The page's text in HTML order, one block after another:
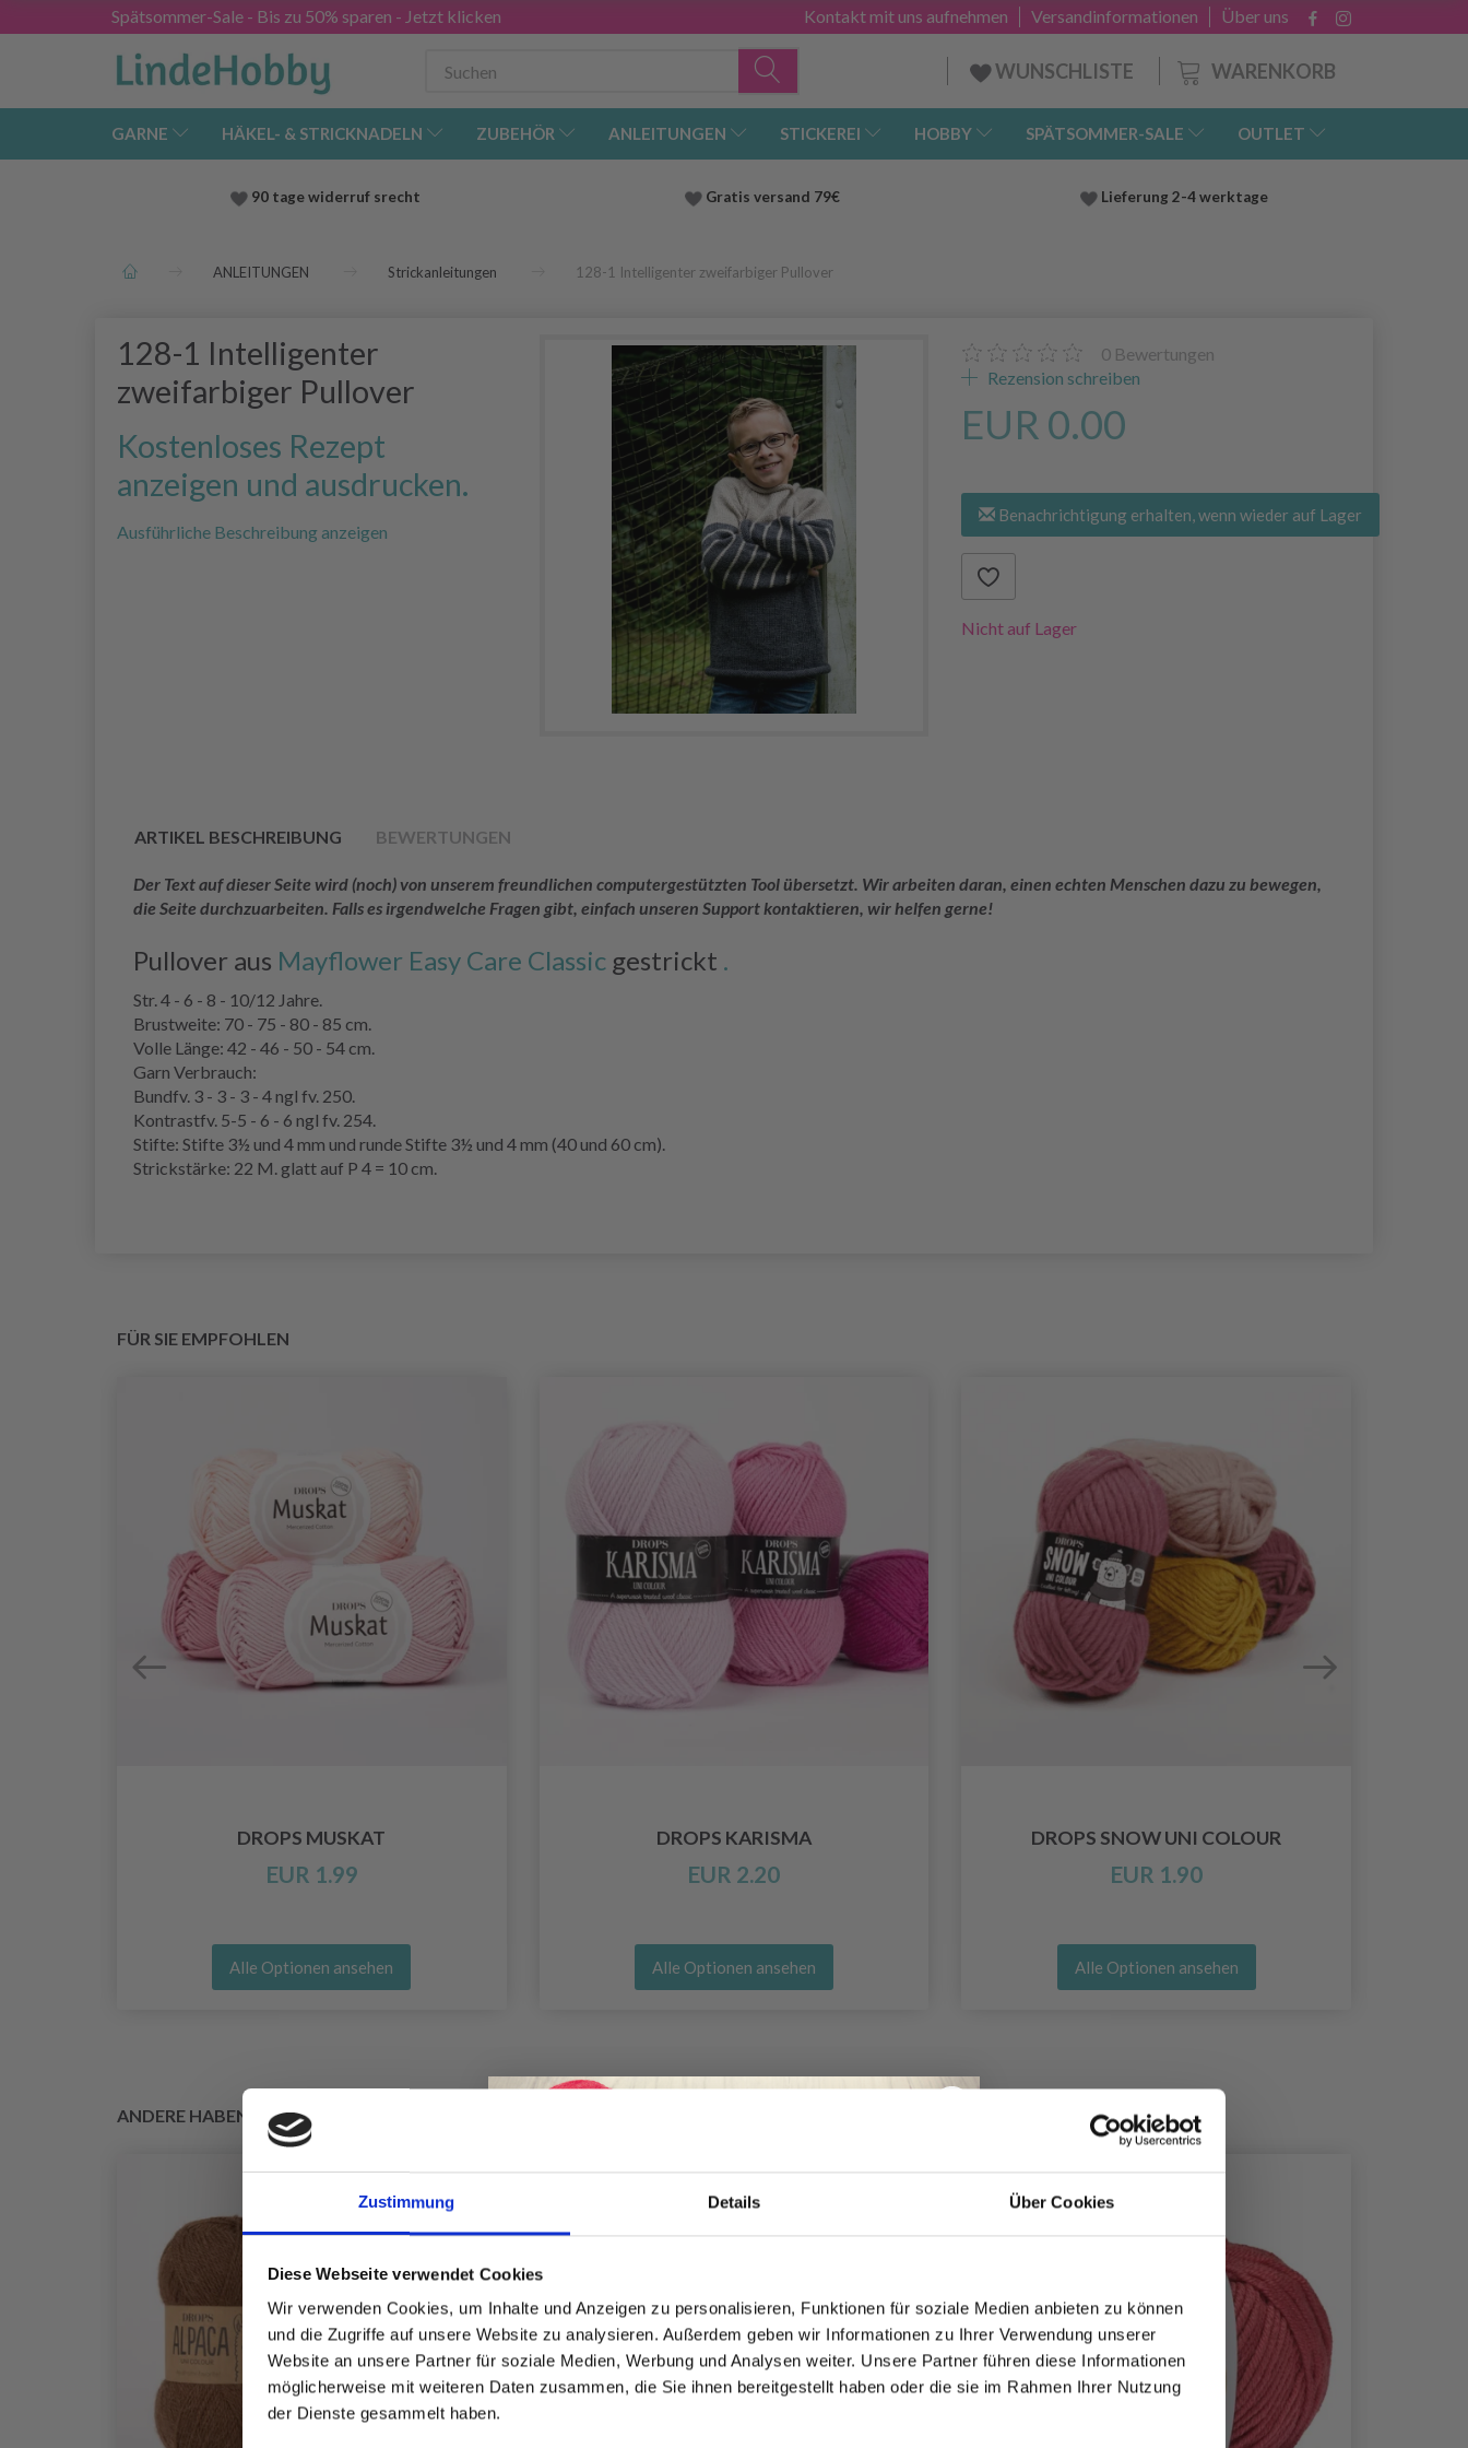
Zustimmung Details Über Cookies
Diese Webseite verwendet Cookies
Wir verwenden Cookies, um Inhalte und Anzeigen zu personalisieren, Funktionen für soziale Medien anbieten zu können
und die Zugriffe auf unsere Website zu analysieren. Außerdem geben wir Informationen zu Ihrer Verwendung unserer
Website an unsere Partner für soziale Medien, Werbung und Analysen weiter. Unsere Partner führen diese Informationen
möglicherweise mit weiteren Daten zusammen, die Sie ihnen bereitgestellt haben oder die sie im Rahmen Ihrer Nutzung
der Dienste gesammelt haben.
Spätsommer-Sale - Bis zu 50% sparen - Jetzt klicken Über uns
Versandinformationen
Kontakt mit uns aufnehmen
WARENKORB
WUNSCHLISTE
GARNE HÄKEL- & STRICKNADELN ZUBEHÖR ANLEITUNGEN STICKEREI HOBBY SPÄTSOMMER-SALE OUTLET
90 tage widerruf srecht Gratis versand 79€ Lieferung 2-4 werktage
ANLEITUNGEN Strickanleitungen 128-1 Intelligenter zweifarbiger Pullover
128-1 Intelligenter
zweifarbiger Pullover
Kostenloses Rezept
anzeigen und ausdrucken.
Ausführliche Beschreibung anzeigen
0 Bewertungen
Rezension schreiben
EUR 0.00
Benachrichtigung erhalten, wenn wieder auf Lager
Nicht auf Lager
ARTIKEL BESCHREIBUNG BEWERTUNGEN
Der Text auf dieser Seite wird (noch) von unserem freundlichen computergestützten Tool übersetzt. Wir arbeiten daran, einen echten Menschen dazu zu bewegen,
die Seite durchzuarbeiten. Falls es irgendwelche Fragen gibt, einfach unseren Support kontaktieren, wir helfen gerne!
Pullover aus Mayflower Easy Care Classic gestrickt .
Str. 4 - 6 - 8 - 10/12 Jahre.
Brustweite: 70 - 75 - 80 - 85 cm.
Volle Länge: 42 - 46 - 50 - 54 cm.
Garn Verbrauch:
Bundfv. 3 - 3 - 3 - 4 ngl fv. 250.
Kontrastfv. 5-5 - 6 - 6 ngl fv. 254.
Stifte: Stifte 3½ und 4 mm und runde Stifte 3½ und 4 mm (40 und 60 cm).
Strickstärke: 22 M. glatt auf P 4 = 10 cm.
FÜR SIE EMPFOHLEN
DROPS MUSKAT
EUR 1.99
Alle Optionen ansehen
DROPS KARISMA
EUR 2.20
Alle Optionen ansehen
DROPS SNOW UNI COLOUR
EUR 1.90
Alle Optionen ansehen
ANDERE HABEN SICH AUCH ANGESEHEN
30%Rabatt
Werde ein Teil unserer Garn-Community
und erhalte exklusiven Zugang zu
inspirierenden Strickmustern und